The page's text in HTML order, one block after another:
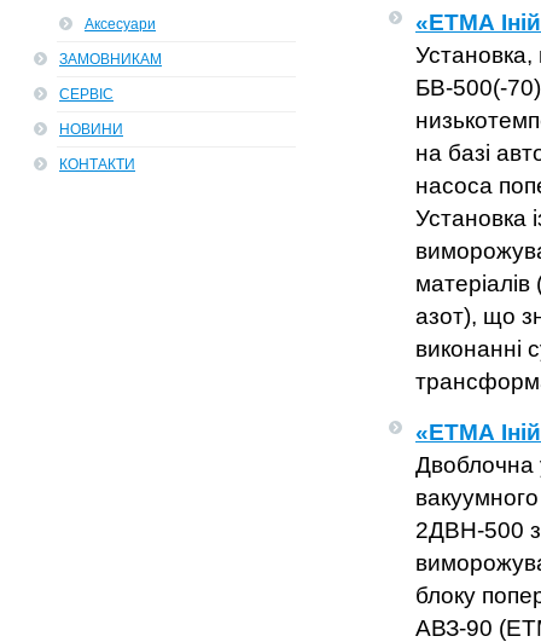
«ЕТМА
Установка,
БВ-500(-
на базі
насоса
Установка
азот), що
виконанні
«ЕТМА
Двоблочна
2ДВН-500
блоку
АВЗ-90
Аксесуари
ЗАМОВНИКАМ
СЕРВІС
НОВИНИ
КОНТАКТИ